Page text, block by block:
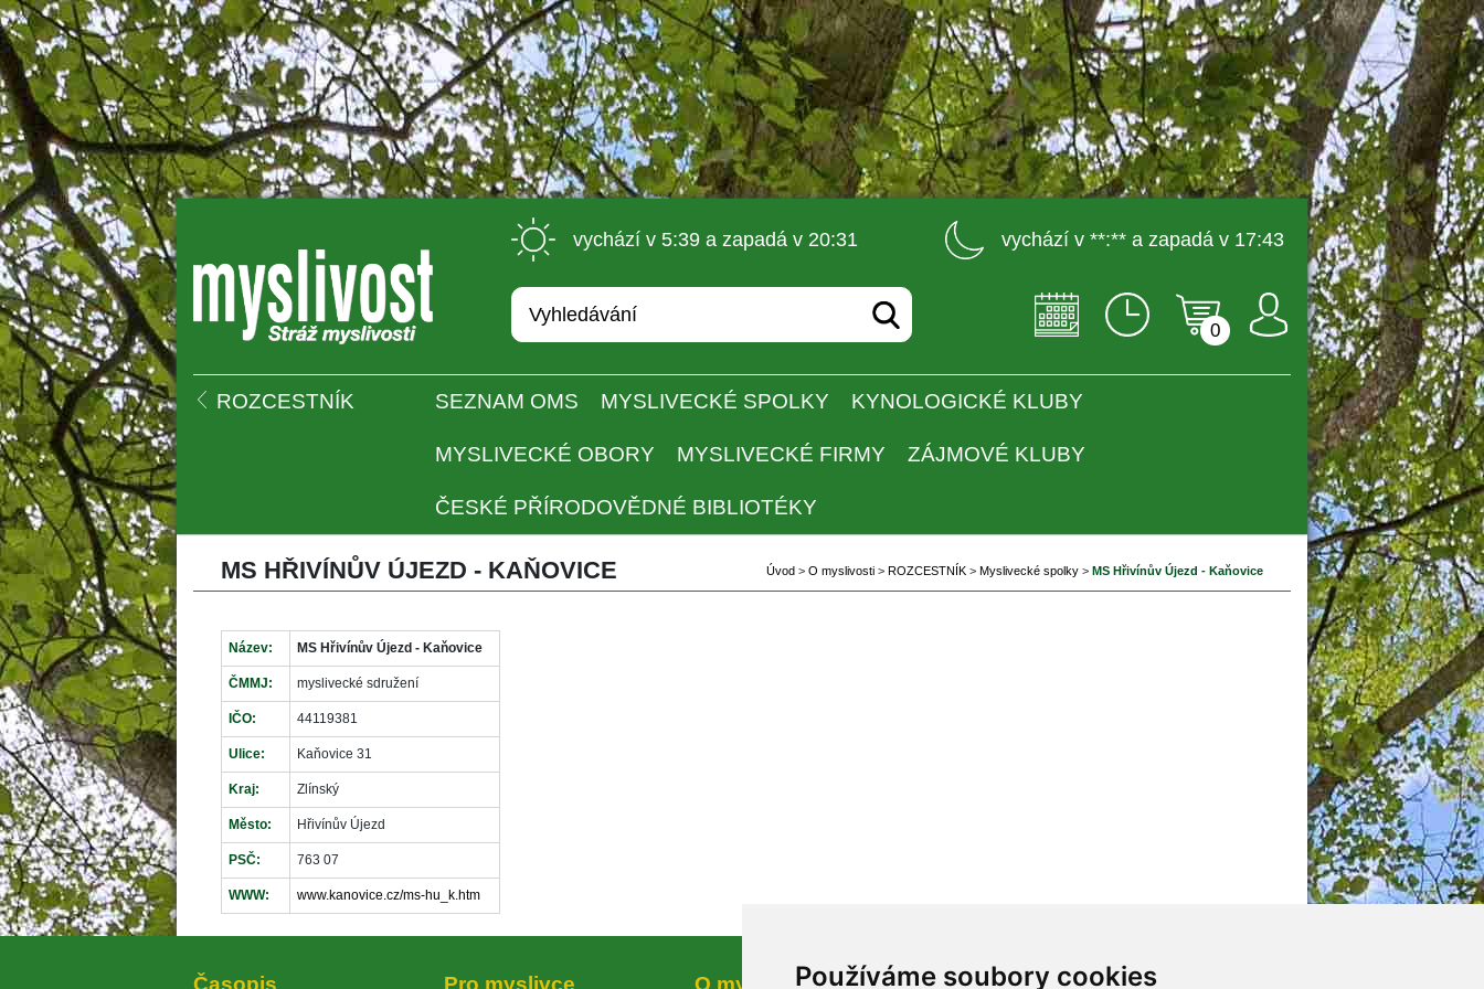
Používáme soubory cookie
vychází v 5:39 a zapadá v 20:31 vychází v **:** a zapadá v 17:43
0
ROZCESTNÍK SEZNAM OMS MYSLIVECKÉ SPOLKY KYNOLOGICKÉ KLUBY
MYSLIVECKÉ OBORY MYSLIVECKÉ FIRMY ZÁJMOVÉ KLUBY
ČESKÉ PŘÍRODOVĚDNÉ BIBLIOTÉKY
MS HŘIVÍNŮV ÚJEZD - KAŇOVICE Úvod > O myslivosti > ROZCESTNÍK > Myslivecké spolky > MS Hřivínův Újezd - Kaňovice
Název: MS Hřivínův Újezd - Kaňovice
ČMMJ: myslivecké sdružení
IČO: 44119381
Ulice: Kaňovice 31
Kraj: Zlínský
Město: Hřivínův Újezd
PSČ: 763 07
WWW: www.kanovice.cz/ms-hu_k.htm
Časopi Pro myslivce O myslivosti Prodejna Mladí myslivci